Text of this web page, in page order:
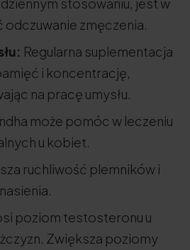
odczuwanie zmęczenia.
Regularna suplementacja
i koncentrację,
na pracę umysłu.
może pomóc w leczeniu
u kobiet.
ruchliwość plemników i
poziom testosteronu u
Zwiększa poziomy